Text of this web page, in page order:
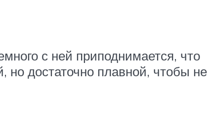
с ней приподнимается, что
но достаточно плавной, чтобы не